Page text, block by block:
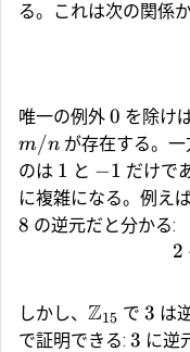
る。これは次の関係
唯一の例外 0 を除け
m/n が存在する。
のは 1 と −1 だけで
に複雑になる。例え
8 の逆元だと分かる:
2
しかし、 Z15 で 3 は
で証明できる: 3 に逆